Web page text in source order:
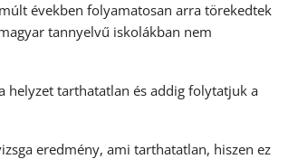
években folyamatosan arra törekedtek
tannyelvű iskolákban nem
helyzet tarthatatlan és addig folytatjuk a
eredmény, ami tarthatatlan, hiszen ez